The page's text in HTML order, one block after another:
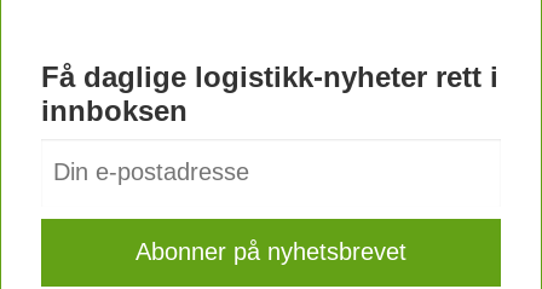
Få daglige logistikk-nyheter rett i
innboksen